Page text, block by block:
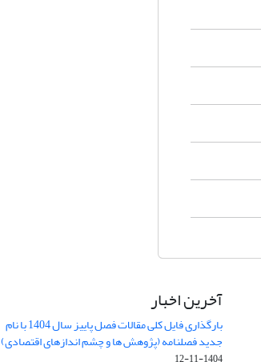
آخرین اخبار
بارگذاری فایل کلی مقالات فصل پاییز سال 1404 با نام
جدید فصلنامه (پژوهش ها و چشم اندازهای اقتصادی)